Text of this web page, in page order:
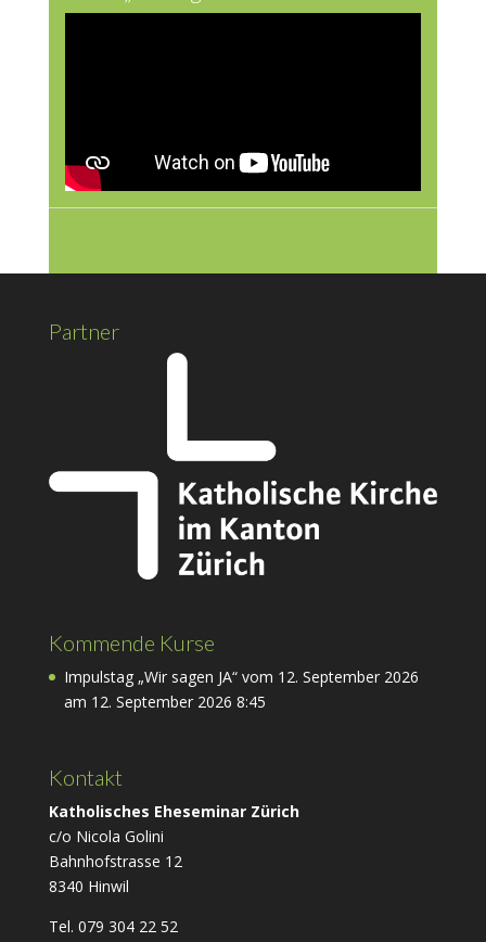
Partner
Kommende Kurse
Impulstag „Wir sagen JA“ vom 12. September 2026
am 12. September 2026 8:45
Kontakt
Katholisches Eheseminar Zürich
c/o Nicola Golini
Bahnhofstrasse 12
8340 Hinwil
Tel. 079 304 22 52